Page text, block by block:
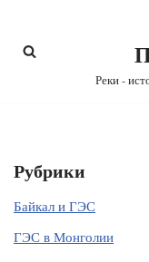
Перейти
Реки -
Рубрики
Байкал и ГЭС
ГЭС в Монголии